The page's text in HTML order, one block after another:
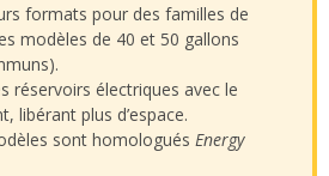
formats pour des familles de
modèles de 40 et 50 gallons
réservoirs électriques avec le
libérant plus d’espace.
sont homologués Energy